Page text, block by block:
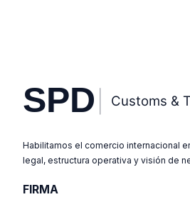
Habilitamos el comercio internacional
legal, estructura operativa y visión de
FIRMA